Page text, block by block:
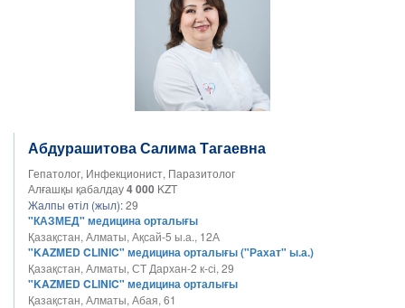
Абдурашитова Салима Тагаевна
Гепатолог, Инфекционист, Паразитолог
Алғашқы қабалдау4 000 KZT
Жалпы өтіл (жыл):29
"КАЗМЕД" медицина орталығы
Қазақстан, Алматы, Ақсай-5 ы.а., 12А
"KAZMED CLINIC" медицина орталығы ("Рахат" ы.а.)
Қазақстан, Алматы, СТ Дархан-2 к-сі, 29
"KAZMED CLINIC" медицина орталығы
Қазақстан, Алматы, Абая, 61